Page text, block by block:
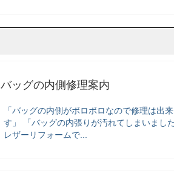
バッグの内側修理案内
「バッグの内側がボロボロなので修理は出
す」 「バッグの内張りが汚れてしまいまし
レザーリフォームで...